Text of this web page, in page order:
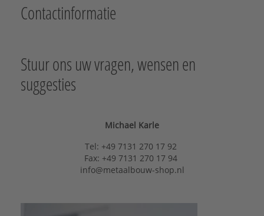
Contactinformatie
Stuur ons uw vragen, wensen en
suggesties
Michael Karle
Tel: +49 7131 270 17 92
Fax: +49 7131 270 17 94
info@metaalbouw-shop.nl